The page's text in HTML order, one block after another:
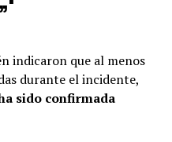
indicaron que al menos
durante el incidente,
sido confirmada